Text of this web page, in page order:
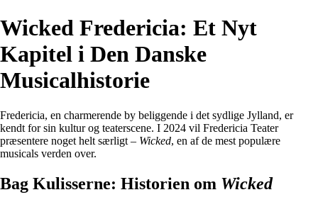
Wicked Fredericia: Et Nyt
Kapitel i Den Danske
Musicalhistorie
Fredericia, en charmerende by beliggende i det sydlige Jylland, er
kendt for sin kultur og teaterscene. I 2024 vil Fredericia Teater
præsentere noget helt særligt – Wicked, en af de mest populære
musicals verden over.
Bag Kulisserne: Historien om Wicked